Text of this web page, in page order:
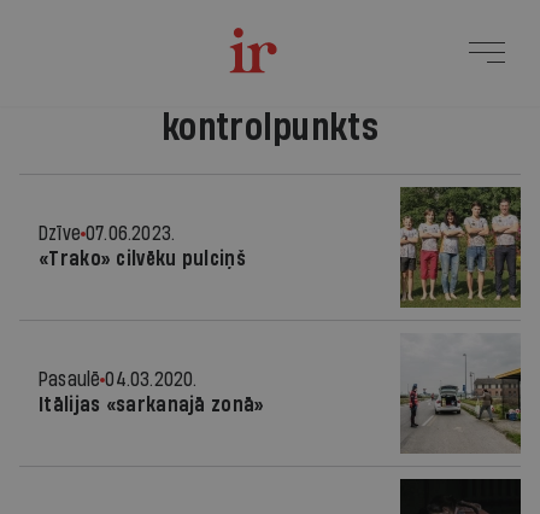
kontrolpunkts
Dzīve 07.06.2023.
«Trako» cilvēku pulciņš
Pasaulē 04.03.2020.
Itālijas «sarkanajā zonā»